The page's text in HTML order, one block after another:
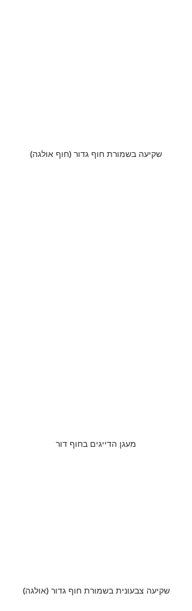
שקיעה בשמורת חוף גדור (חוף אולגה)
מעגן הדייגים בחוף דור
שקיעה צבעונית בשמורת חוף גדור (אולגה)